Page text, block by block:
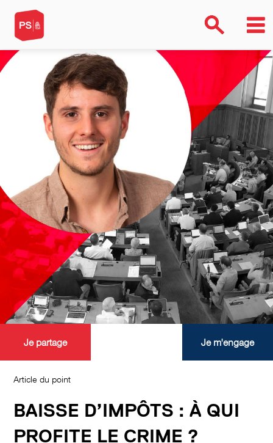
Article du point
BAISSE D’IMPÔTS : À QUI
PROFITE LE CRIME ?
Je partage Je m'engage